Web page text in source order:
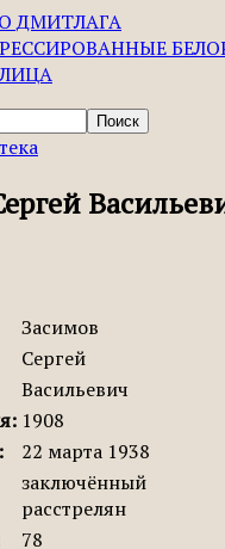
ДМИТЛАГА
Засимов
Сергей
Васильевич
1908
22 марта 1938
заключённый
расстрелян
78